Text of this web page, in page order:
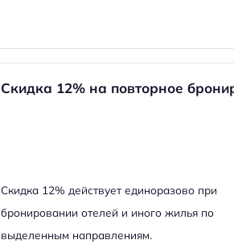
Скидка 12% на повторное
Cкидка 12% действует единоразово при
бронировании отелей и иного жилья по
выделенным направлениям.